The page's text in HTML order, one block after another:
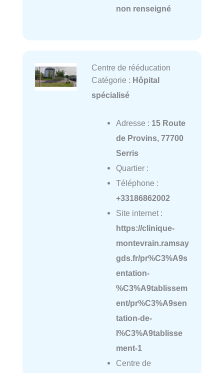
non renseigné
Centre de rééducation
Catégorie : Hôpital
spécialisé
Adresse : 15 Route
de Provins, 77700
Serris
Quartier :
Téléphone :
+33186862002
Site internet :
https://clinique-
montevrain.ramsay
gds.fr/pr%C3%A9s
entation-
%C3%A9tablissem
ent/pr%C3%A9sen
tation-de-
l%C3%A9tablisse
ment-1
Centre de